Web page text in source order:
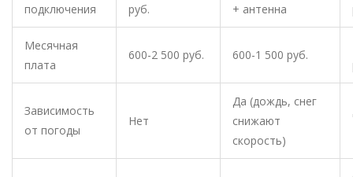
подключения
руб.
+ антенна
Месячная
плата
600-2 500 руб. 600-1 500 руб.
Зависимость
от погоды
Нет
Да (дождь, снег
снижают
скорость)